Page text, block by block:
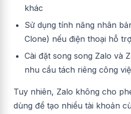
khác
Sử dụng tính năng nhân
Clone) nếu điện thoại hỗ trợ
Cài đặt song song Zalo và
nhu cầu tách riêng công
Tuy nhiên, Zalo không cho
dùng để tạo nhiều tài khoản